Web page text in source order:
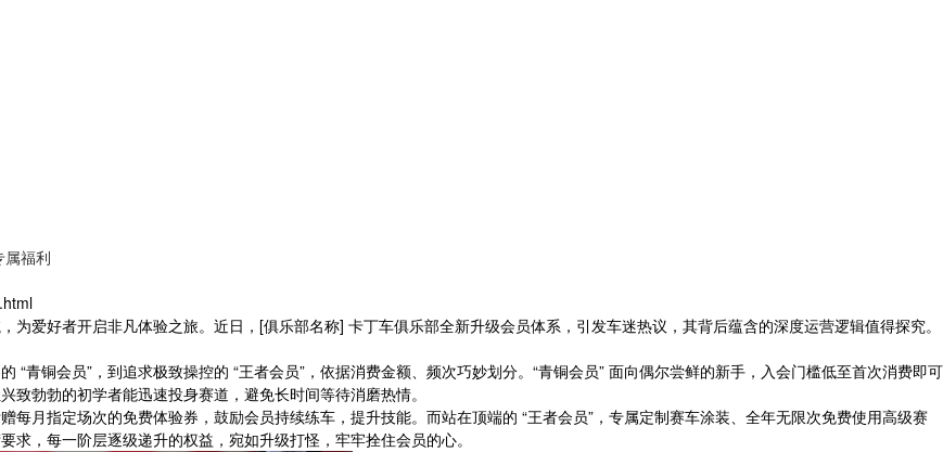
属福利
爱好者开启非凡体验之旅。近日，[俱乐部名称] 卡丁车俱乐部全新升级会员体系，引发车迷热议，其背后蕴含的深度运营逻辑值得探究。
青铜会员”，到追求极致操控的 “王者会员”，依据消费金额、频次巧妙划分。“青铜会员” 面向偶尔尝鲜的新手，入会门槛低至首次消费即可
致勃勃的初学者能迅速投身赛道，避免长时间等待消磨热情。
每月指定场次的免费体验券，鼓励会员持续练车，提升技能。而站在顶端的 “王者会员”，专属定制赛车涂装、全年无限次免费使用高级赛
，每一阶层逐级递升的权益，宛如升级打怪，牢牢拴住会员的心。